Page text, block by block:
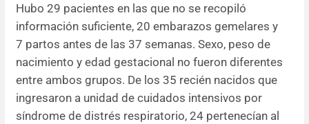
Hubo 29 pacientes en las que no se recopiló
información suficiente, 20 embarazos gemelares y
7 partos antes de las 37 semanas. Sexo, peso de
nacimiento y edad gestacional no fueron diferentes
entre ambos grupos. De los 35 recién nacidos que
ingresaron a unidad de cuidados intensivos por
síndrome de distrés respiratorio, 24 pertenecían al